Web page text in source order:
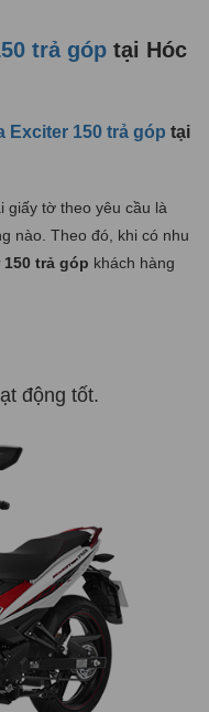
trả góp tại Hóc
Exciter 150 trả góp tại
giấy tờ theo yêu cầu là
nào. Theo đó, khi có nhu
150 trả góp khách hàng
động tốt.